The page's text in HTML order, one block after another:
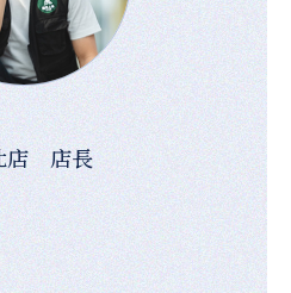
介紹
Introduction
南店 苗栗店 後龍店